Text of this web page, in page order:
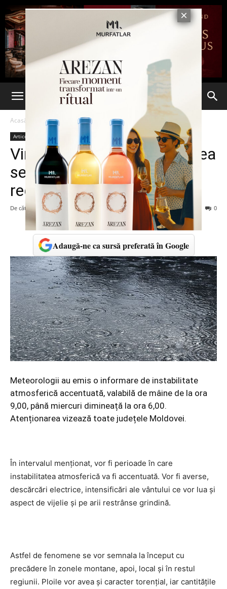
Acasă Articole
Articole
Vin ploile în Moldova! Vremea
se schimbă radical în toată
regiunea
De către admin - 21 august 2016 0
Adaugă-ne ca sursă preferată în Google
Meteorologii au emis o informare de instabilitate
atmosferică accentuată, valabilă de mâine de la ora
9,00, până miercuri dimineață la ora 6,00.
Atenționarea vizează toate județele Moldovei.
În intervalul menţionat, vor fi perioade în care
instabilitatea atmosferică va fi accentuată. Vor fi averse,
descărcări electrice, intensificări ale vântului ce vor lua şi
aspect de vijelie şi pe arii restrânse grindină.
Astfel de fenomene se vor semnala la început cu
precădere în zonele montane, apoi, local şi în restul
regiunii. Ploile vor avea şi caracter torenţial, iar cantităţile